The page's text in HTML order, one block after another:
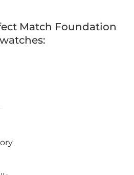
Match Foundation